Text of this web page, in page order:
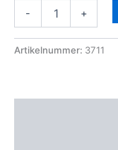
-
ORIGINAL
Ölablassschraube
+
Artikelnummer: 3711